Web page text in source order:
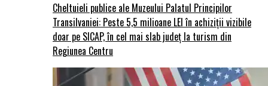
Cheltuieli publice ale Muzeului Palatul Principilor
Transilvaniei: Peste 5,5 milioane LEI în achiziții vizibile
doar pe SICAP, în cel mai slab județ la turism din
Regiunea Centru